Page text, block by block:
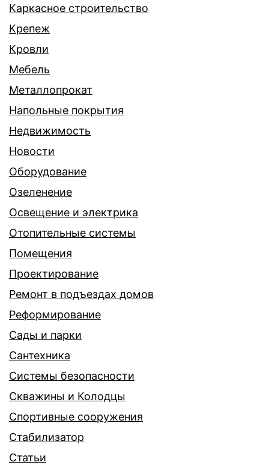
Каркасное строительство
Крепеж
Кровли
Мебель
Металлопрокат
Напольные покрытия
Недвижимость
Новости
Оборудование
Озеленение
Освещение и электрика
Отопительные системы
Помещения
Проектирование
Ремонт в подъездах домов
Реформирование
Сады и парки
Сантехника
Системы безопасности
Скважины и Колодцы
Спортивные сооружения
Стабилизатор
Статьи